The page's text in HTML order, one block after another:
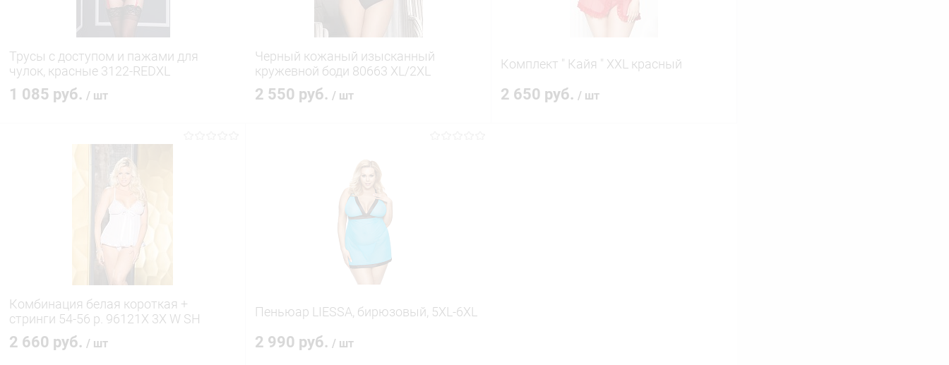
Трусы с доступом и пажами для
чулок, красные 3122-REDXL
1 085 руб. / шт
Черный кожаный изысканный
кружевной боди 80663 XL/2XL
2 550 руб. / шт
Комплект " Кайя " XXL красный
2 650 руб. / шт
Комбинация белая короткая +
стринги 54-56 р. 96121X 3X W SH
2 660 руб. / шт
Пеньюар LIESSA, бирюзовый, 5XL-6XL
2 990 руб. / шт